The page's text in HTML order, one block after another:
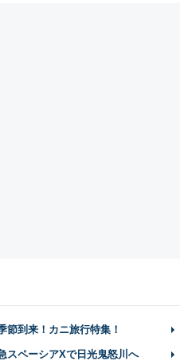
節到来！カニ旅行特集！
スペーシアXで日光鬼怒川へ